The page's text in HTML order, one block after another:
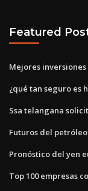
Featured
Mejores
¿qué tan seguro es
Ssa telangana
Futuros del
Pronóstico del yen
Top 100 empresas